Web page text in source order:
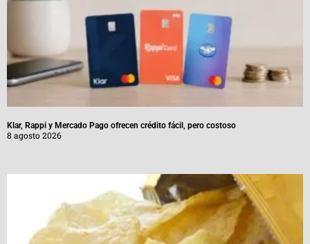
Klar, Rappi y Mercado Pago ofrecen crédito fácil, pero costoso
8 agosto 2026